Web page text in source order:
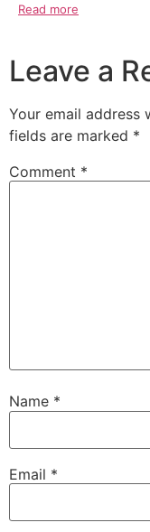
Read more
Leave a
Your email address
fields are marked *
Comment *
Name *
Email *